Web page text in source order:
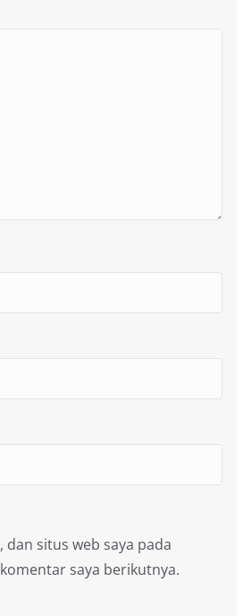
dan situs web saya pada
saya berikutnya.